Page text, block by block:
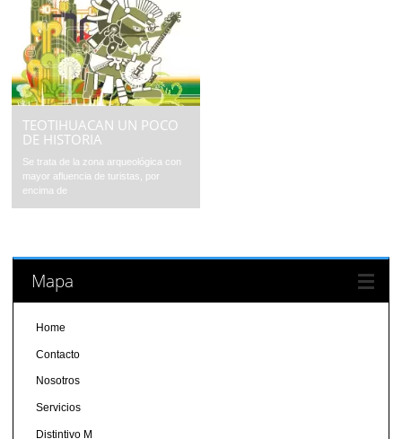
TEOTIHUACAN UN POCO
DE HISTORIA
Se trata de la zona arqueológica con
mayor afluencia de turistas, por
encima de
Mapa
Home
Contacto
Nosotros
Servicios
Distintivo M